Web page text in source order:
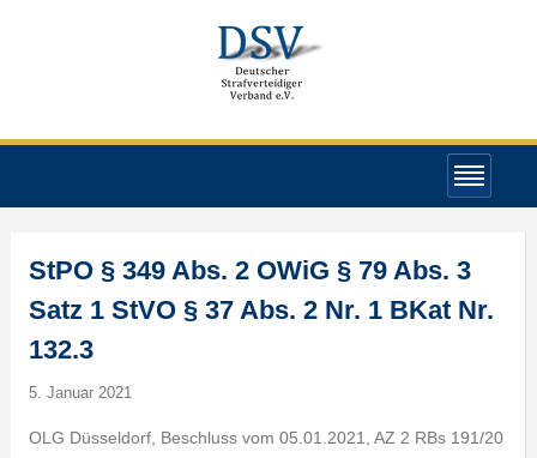
StPO § 349 Abs. 2 OWiG § 79 Abs. 3
Satz 1 StVO § 37 Abs. 2 Nr. 1 BKat Nr.
132.3
5. Januar 2021
OLG Düsseldorf, Beschluss vom 05.01.2021, AZ 2 RBs 191/20